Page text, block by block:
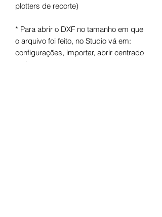
plotters de recorte)
* Para abrir o DXF no tamanho em que
o arquivo foi feito, no Studio vá em:
configurações, importar, abrir centrado
e ok.